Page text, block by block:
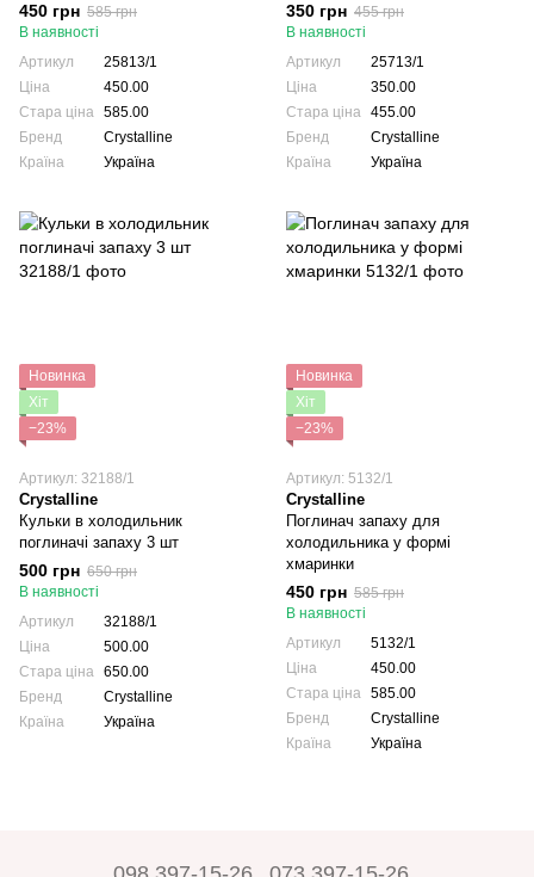
450 грн 585 грн
В наявності
Артикул
25813/1
Ціна
450.00
Стара ціна 585.00
Бренд
Crystalline
Країна
Україна
350 грн 455 грн
В наявності
Артикул
25713/1
Ціна
350.00
Стара ціна 455.00
Бренд
Crystalline
Країна
Україна
Новинка
Хіт
−23%
Артикул: 32188/1
Crystalline
Кульки в холодильник
поглиначі запаху 3 шт
500 грн 650 грн
В наявності
Артикул
32188/1
Ціна
500.00
Стара ціна 650.00
Бренд
Crystalline
Країна
Україна
Новинка
Хіт
−23%
Артикул: 5132/1
Crystalline
Поглинач запаху для
холодильника у формі
хмаринки
450 грн 585 грн
В наявності
Артикул
5132/1
Ціна
450.00
Стара ціна 585.00
Бренд
Crystalline
Країна
Україна